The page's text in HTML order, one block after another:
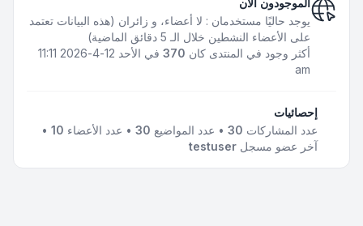
الموجودون الآن
يوجد حاليًا مستخدمان : لا أعضاء، و زائران (هذه البيانات تعتمد
على الأعضاء النشطين خلال الـ 5 دقائق الماضية)
أكثر وجود في المنتدى كان 370
في الأحد 12-4-2026 11:11
am
إحصائيات
عدد المشاركات 30• عدد المواضيع 30• عدد الأعضاء 10
•
آخر عضو مسجل testuser